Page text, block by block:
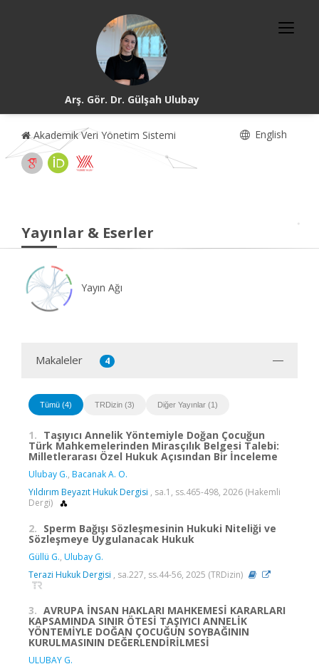
Arş. Gör. Dr. Gülşah Ulubay
Akademik Veri Yönetim Sistemi English
Yayınlar & Eserler
Yayın Ağı
Makaleler 4
Tümü (4) TRDizin (3) Diğer Yayınlar (1)
1. Taşıyıcı Annelik Yöntemiyle Doğan Çocuğun
Türk Mahkemelerinden Mirasçılık Belgesi Talebi:
Milletlerarası Özel Hukuk Açısından Bir İnceleme
Ulubay G., Bacanak A. O.
Yıldırım Beyazıt Hukuk Dergisi , sa.1, ss.465-498, 2026 (Hakemli
Dergi)
2. Sperm Bağışı Sözleşmesinin Hukuki Niteliği ve
Sözleşmeye Uygulanacak Hukuk
Güllü G., Ulubay G.
Terazi Hukuk Dergisi , sa.227, ss.44-56, 2025 (TRDizin)
3. AVRUPA İNSAN HAKLARI MAHKEMESİ KARARLARI
KAPSAMINDA SINIR ÖTESİ TAŞIYICI ANNELİK
YÖNTEMİYLE DOĞAN ÇOCUĞUN SOYBAĞININ
KURULMASININ DEĞERLENDİRİLMESİ
ULUBAY G.